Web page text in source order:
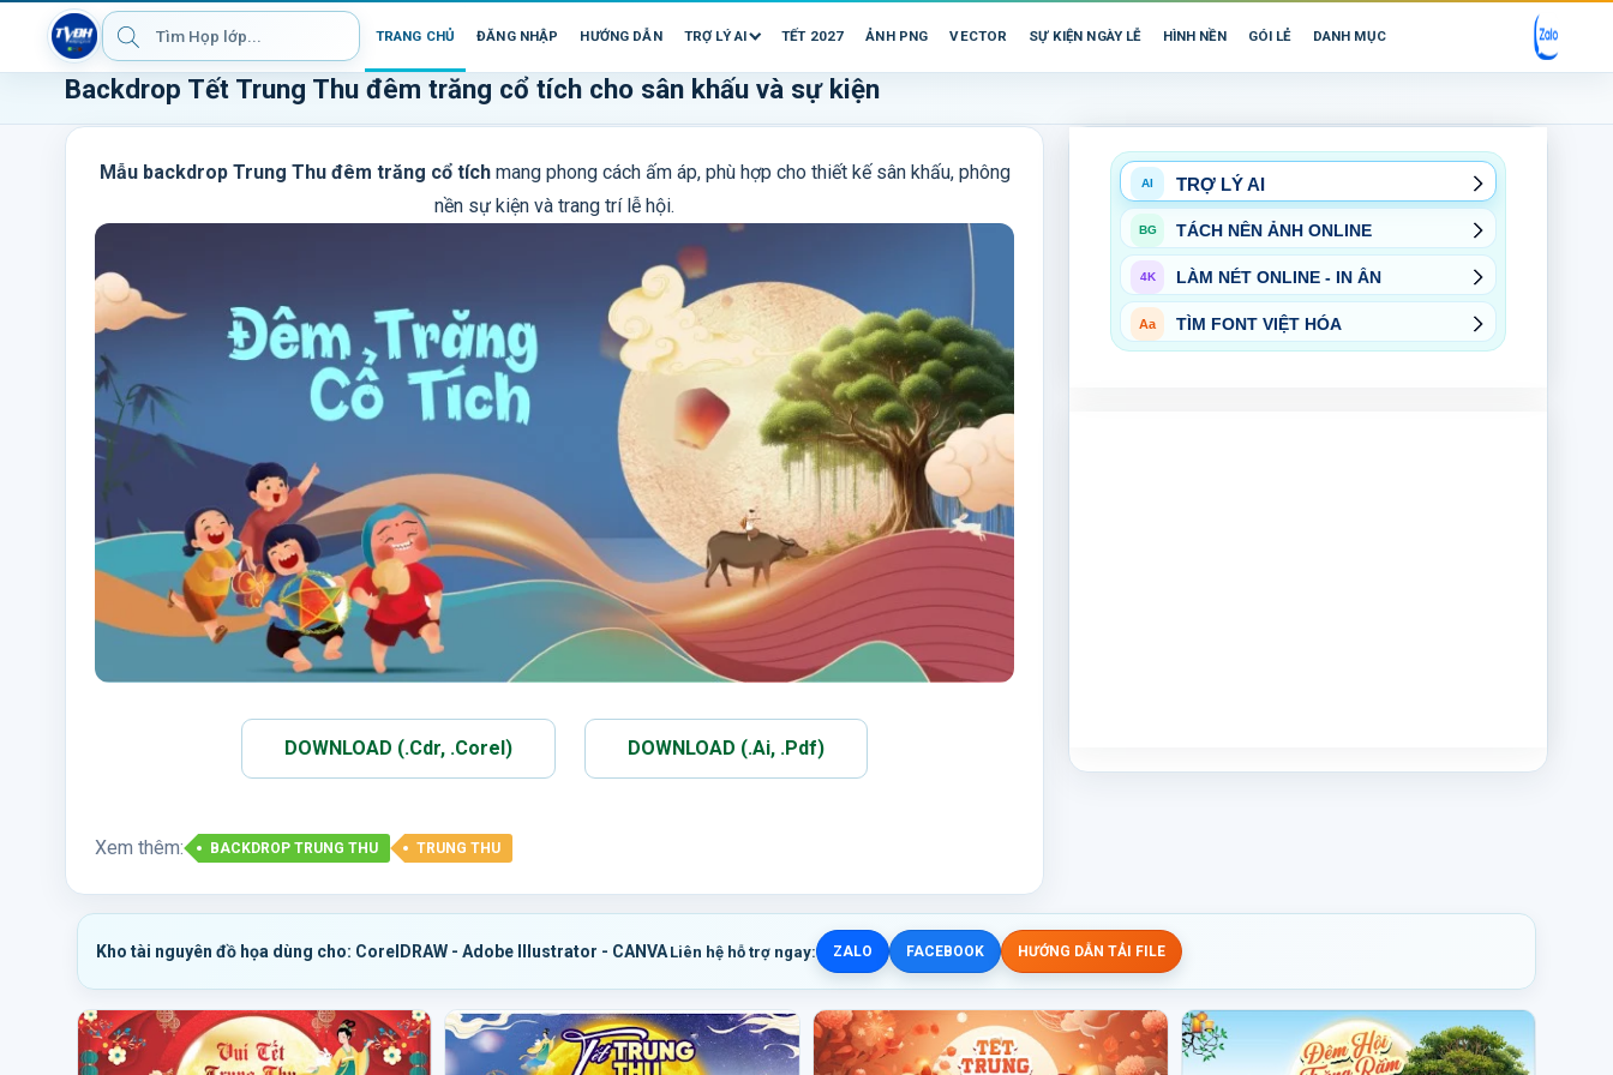
TRANG CHỦ ĐĂNG NHẬP HƯỚNG DẪN TRỢ LÝ AI TẾT 2027 ẢNH PNG VECTOR SỰ KIỆN NGÀY LỄ HÌNH NỀN GÓI LẺ DANH MỤC
Backdrop Tết Trung Thu đêm trăng cổ tích cho sân khấu và sự kiện
Mẫu backdrop Trung Thu đêm trăng cổ tíchmang phong cách ấm áp, phù hợp cho thiết kế sân khấu, phông
nền sự kiện và trang trí lễ hội.
DOWNLOAD (.Cdr, .Corel) DOWNLOAD (.Ai, .Pdf)
Xem thêm: BACKDROP TRUNG THU TRUNG THU
AI TRỢ LÝ AI
BG TÁCH NỀN ẢNH ONLINE
4K LÀM NÉT ONLINE - IN ẤN
Aa TÌM FONT VIỆT HÓA
Kho tài nguyên đồ họa dùng cho: CorelDRAW - Adobe Illustrator - CANVA Liên hệ hỗ trợ ngay: ZALO FACEBOOK HƯỚNG DẪN TẢI FILE